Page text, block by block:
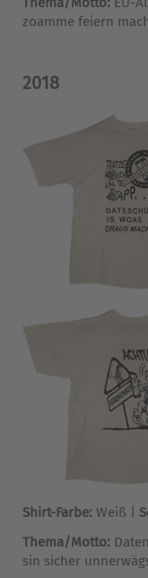
zoamme feiern
2018
Shirt-Farbe: Weiß |
Thema/Motto:
sin sicher